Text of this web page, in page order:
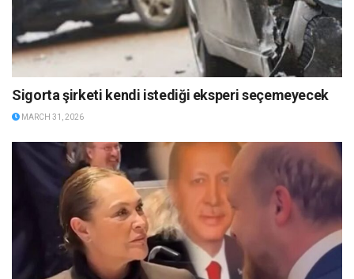
Sigorta şirketi kendi istediği eksperi seçemeyecek
MARCH 31, 2026